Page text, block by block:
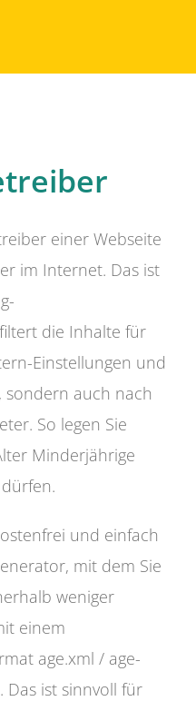
einer Webseite
im Internet. Das ist
die Inhalte für
Einstellungen und
sondern auch nach
So legen Sie
Minderjährige
und einfach
mit dem Sie
weniger
einem
age.xml / age-
Das ist sinnvoll für